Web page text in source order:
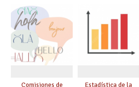
Comisiones de
Estadística de la